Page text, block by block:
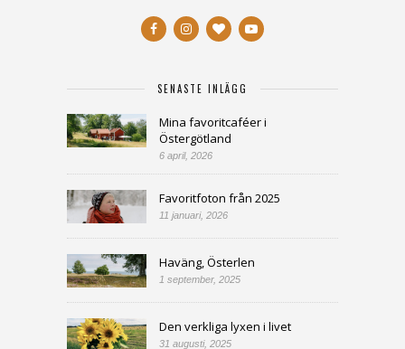
SENASTE INLÄGG
Mina favoritcaféer i
Östergötland
6 april, 2026
Favoritfoton från 2025
11 januari, 2026
Haväng, Österlen
1 september, 2025
Den verkliga lyxen i livet
31 augusti, 2025